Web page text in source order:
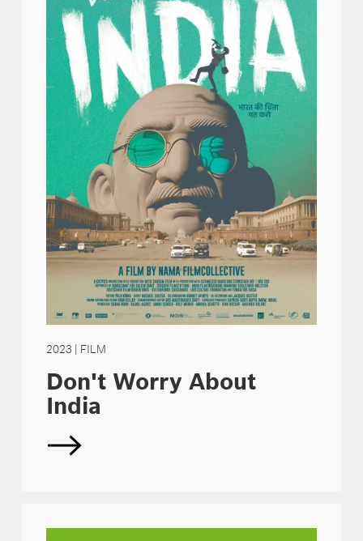
2023 | FILM
Don't Worry About
India